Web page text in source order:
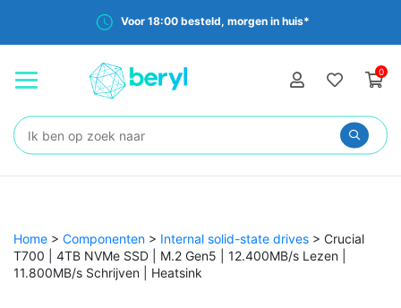
Voor 18:00 besteld, morgen in huis*
0
Zoeken:
Home > Componenten > Internal solid-state drives > Crucial
T700 | 4TB NVMe SSD | M.2 Gen5 | 12.400MB/s Lezen |
11.800MB/s Schrijven | Heatsink